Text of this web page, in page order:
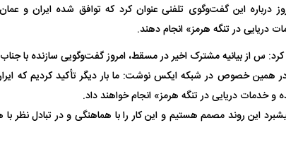
درباره این گفت‌وگوی تلفنی عنوان کرد که توافق شده ایران و
دریایی در تنگه هرمز» انجام دهند.
س از بیانیه مشترک اخیر در مسقط، امروز گفت‌وگویی سازنده با
همین خصوص در شبکه ایکس نوشت: ما بار دیگر تأکید کردیم که
و خدمات دریایی در تنگه هرمز» انجام خواهند داد.
این روند مصمم هستیم و این کار را با هماهنگی و در تبادل نظر
و
انتحاری
هواپیمای مرموز E-11A BACN چیست؟